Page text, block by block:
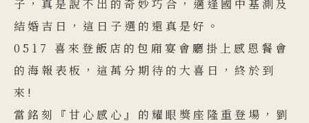
子，真是說不出的奇妙巧合，適逢國中基測及
結婚吉日，這日子選的還真是好。
0517 喜來登飯店的包廂宴會廳掛上感恩餐會
的海報表板，這萬分期待的大喜日，終於到
來!
當銘刻『甘心感心』的耀眼獎座隆重登場，劉